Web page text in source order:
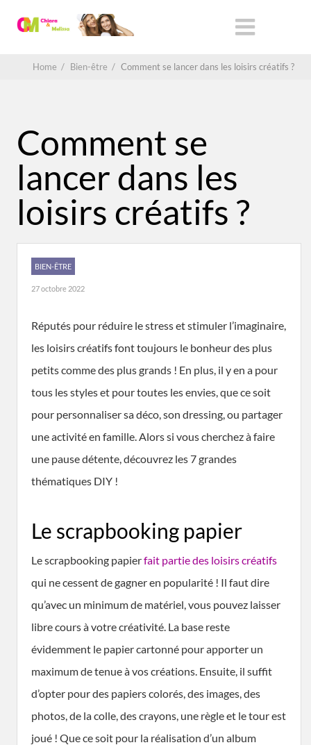
Home / Bien-être / Comment se lancer dans les loisirs créatifs ?
Comment se
lancer dans les
loisirs créatifs ?
BIEN-ÊTRE
27 octobre 2022
Réputés pour réduire le stress et stimuler l’imaginaire,
les loisirs créatifs font toujours le bonheur des plus
petits comme des plus grands ! En plus, il y en a pour
tous les styles et pour toutes les envies, que ce soit
pour personnaliser sa déco, son dressing, ou partager
une activité en famille. Alors si vous cherchez à faire
une pause détente, découvrez les 7 grandes
thématiques DIY !
Le scrapbooking papier
Le scrapbooking papierfait partie des loisirs créatifs
qui ne cessent de gagner en popularité ! Il faut dire
qu’avec un minimum de matériel, vous pouvez laisser
libre cours à votre créativité. La base reste
évidemment le papier cartonné pour apporter un
maximum de tenue à vos créations. Ensuite, il suffit
d’opter pour des papiers colorés, des images, des
photos, de la colle, des crayons, une règle et le tour est
joué ! Que ce soit pour la réalisation d’un album